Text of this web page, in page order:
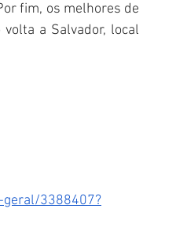
fim, os melhores de
a Salvador, local
3388407?